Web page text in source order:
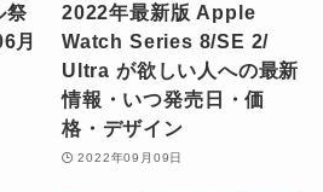
祭
月
2022年最新版 Apple
Watch Series 8/SE 2/
Ultra が欲しい人への最新
情報・いつ発売日・価
格・デザイン
2022年09月09日